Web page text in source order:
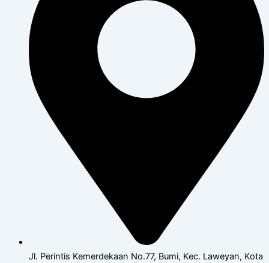
Jl. Perintis Kemerdekaan No.77, Bumi, Kec. Laweyan, Kota